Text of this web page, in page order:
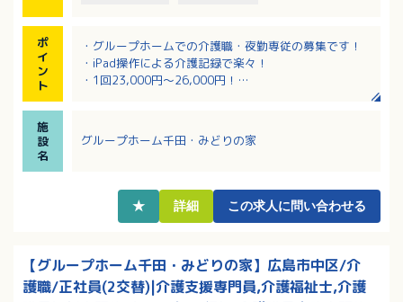
ポ
イ
ン
ト
・グループホームでの介護職・夜勤専従の募集です！
・iPad操作による介護記録で楽々！
・1回23,000円～26,000円！
施
設
名
グループホーム千田・みどりの家
★ 詳細 この求人に問い合わせる
【グループホーム千田・みどりの家】広島市中区/介
護職/正社員(2交替)|介護支援専門員,介護福祉士,介護